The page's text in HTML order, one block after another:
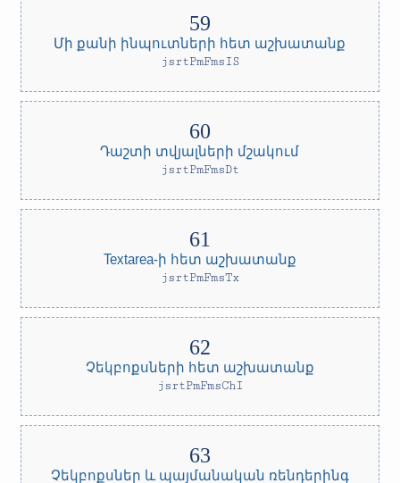
Մի քանի ինպուտների հետ աշխատանք
jsrtPmFmsIS
Դաշտի տվյալների մշակում
jsrtPmFmsDt
Textarea-ի հետ աշխատանք
jsrtPmFmsTx
Չեկբոքսների հետ աշխատանք
jsrtPmFmsChI
Չեկբոքսներ և պայմանական ռենդերինգ